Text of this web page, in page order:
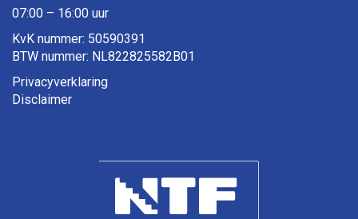
07:00 – 16:00 uur
KvK nummer: 50590391
BTW nummer: NL822825582B01
Privacyverklaring
Disclaimer